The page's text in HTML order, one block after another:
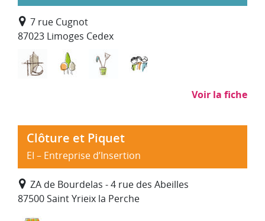
7 rue Cugnot
87023 Limoges Cedex
Bâtiment Travaux Publics
Environnement, entretien et
Nettoyage, propreté (hors SAP)
Voir la fiche
Clôture et Piquet
EI – Entreprise d’Insertion
ZA de Bourdelas - 4 rue des Abeilles
87500 Saint Yrieix la Perche